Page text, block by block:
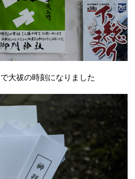
大祓の時刻になりました